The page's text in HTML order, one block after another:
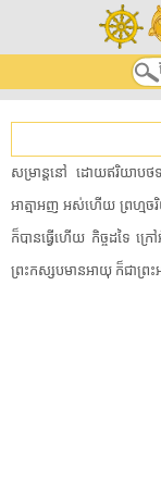
សម្រាន្ត​នៅ​ ​ដោយ​ឥរិយាប
អាត្មាអញ​ ​អស់ហើយ​ ​ព្រហ្មចរិ
ក៏បាន​ធ្វើ​ហើយ​ ​កិច្ច​ដទៃ​ ​ក្
ព្រះ​កស្សប​មាន​អាយុ​ ​ក៏​ជា​ព្រះ